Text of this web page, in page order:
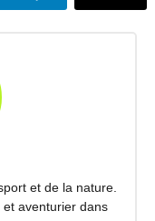
et de la nature.
aventurier dans